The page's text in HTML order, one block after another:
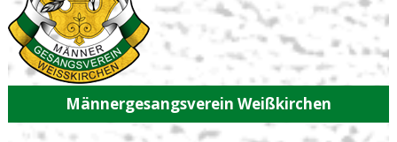
Männergesangsverein Weißkirchen